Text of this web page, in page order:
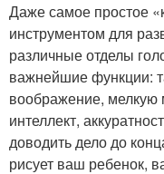
Даже самое простое
инструментом для
различные отделы
важнейшие функции:
воображение, мелкую
интеллект,
доводить дело до
рисует ваш ребенок,